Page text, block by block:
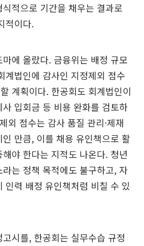
적으로 기간을 채우는 결과로
적이다.
에 올랐다. 금융위는 배정 규모
계법인에 감사인 지정제외 점수
계획이다. 한공회도 회계법인이
입회금 등 비용 완화를 검토하
외 점수는 감사 품질 관리·제재
만큼, 이를 채용 유인책으로 활
야 한다는 지적도 나온다. 청년
는 정책 목적에도 불구하고, 자
인력 배정 유인책처럼 비칠 수 있
시를, 한공회는 실무수습 규정